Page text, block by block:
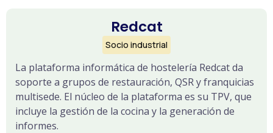
Redcat
Socio industrial
La plataforma informática de hostelería Redcat da
soporte a grupos de restauración, QSR y franquicias
multisede. El núcleo de la plataforma es su TPV, que
incluye la gestión de la cocina y la generación de
informes.